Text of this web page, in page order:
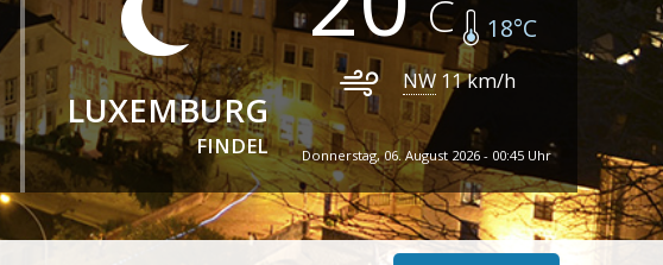
LUXEMBURG
FINDEL
18°C
NW 11km/h
Donnerstag, 06. August 2026 - 00:45 Uhr